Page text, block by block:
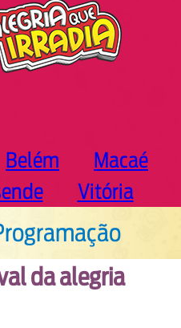
Belém
Macaé
Vitória
da alegria